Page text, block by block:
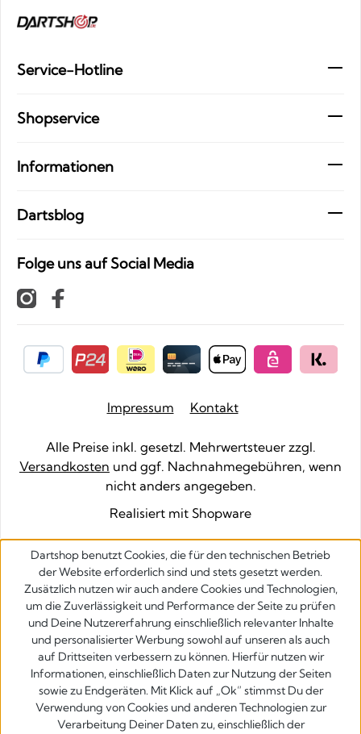
Service-Hotline
Shopservice
Informationen
Dartsblog
Folge uns auf Social Media
Impressum Kontakt
Alle Preise inkl. gesetzl. Mehrwertsteuer zzgl.
Versandkosten und ggf. Nachnahmegebühren, wenn
nicht anders angegeben.
Realisiert mit Shopware
Dartshop benutzt Cookies, die für den technischen Betrieb
der Website erforderlich sind und stets gesetzt werden.
Zusätzlich nutzen wir auch andere Cookies und Technologien,
um die Zuverlässigkeit und Performance der Seite zu prüfen
und Deine Nutzererfahrung einschließlich relevanter Inhalte
und personalisierter Werbung sowohl auf unseren als auch
auf Drittseiten verbessern zu können. Hierfür nutzen wir
Informationen, einschließlich Daten zur Nutzung der Seiten
sowie zu Endgeräten. Mit Klick auf „Ok” stimmst Du der
Verwendung von Cookies und anderen Technologien zur
Verarbeitung Deiner Daten zu, einschließlich der